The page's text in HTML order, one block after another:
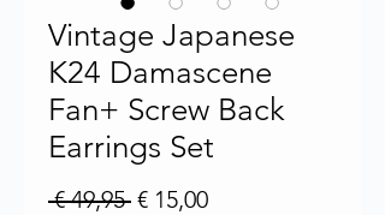
Vintage Japanese
K24 Damascene
Fan+ Screw Back
Earrings Set
€ 49,95 Normale prijs
€ 15,00Verkoopprijs